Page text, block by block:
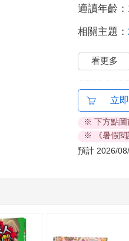
適讀年齡：
相關主題：
看更多
立
※ 下方點圖
※ 《暑假閱
預計 2026/